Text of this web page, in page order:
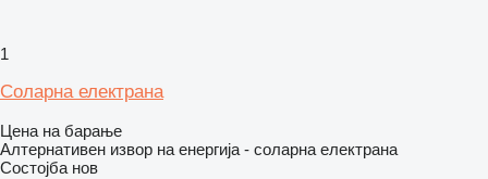
1
Соларна електрана
Цена на барање
Алтернативен извор на енергија - соларна електрана
Состојба нов